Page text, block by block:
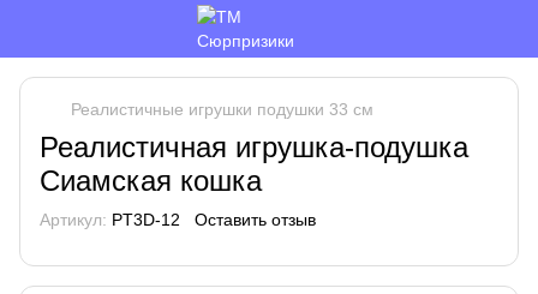
Реалистичные игрушки подушки 33 см
Реалистичная игрушка-подушка
Сиамская кошка
Артикул: PT3D-12 Оставить отзыв